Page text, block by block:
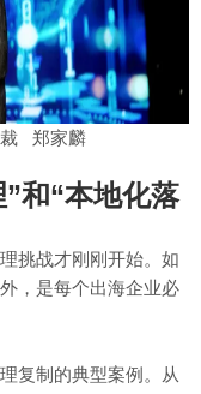
裁 郑家麟
和“本地化落
挑战才刚刚开始。如
，是每个出海企业必
复制的典型案例。从